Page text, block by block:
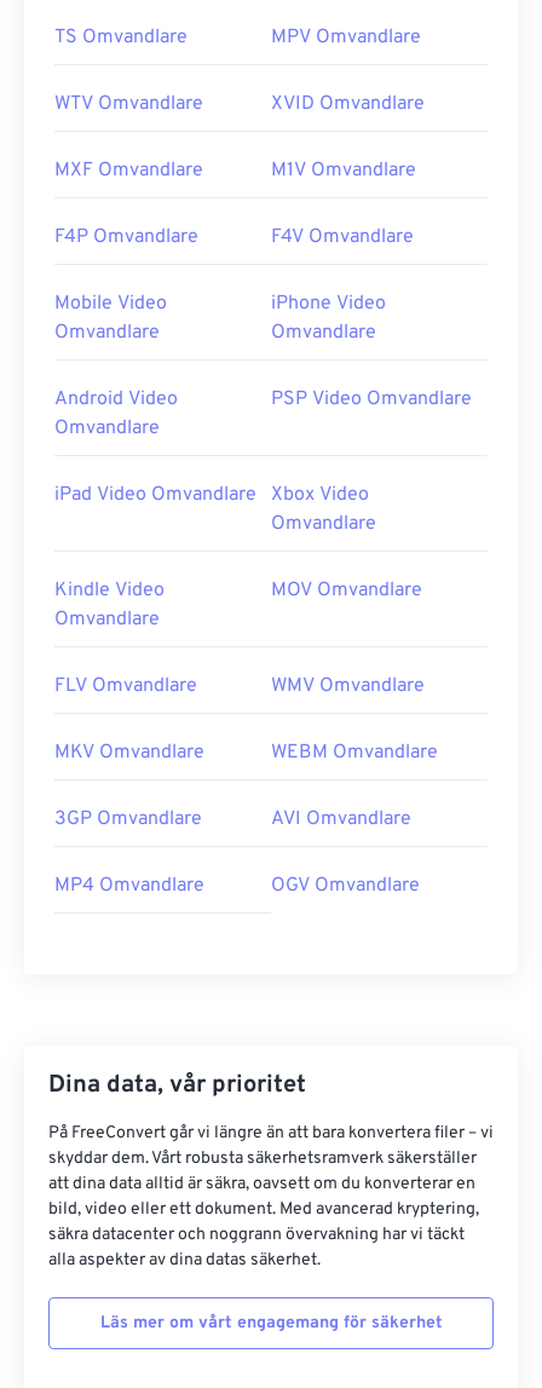
TS Omvandlare MPV Omvandlare
WTV Omvandlare XVID Omvandlare
MXF Omvandlare M1V Omvandlare
F4P Omvandlare F4V Omvandlare
Mobile Video
Omvandlare
iPhone Video
Omvandlare
Android Video
Omvandlare
PSP Video Omvandlare
iPad Video Omvandlare
Xbox Video
Omvandlare
Kindle Video
Omvandlare
MOV Omvandlare
FLV Omvandlare WMV Omvandlare
MKV Omvandlare WEBM Omvandlare
3GP Omvandlare AVI Omvandlare
MP4 Omvandlare OGV Omvandlare
Dina data, vår prioritet
På FreeConvert går vi längre än att bara konvertera filer – vi
skyddar dem. Vårt robusta säkerhetsramverk säkerställer
att dina data alltid är säkra, oavsett om du konverterar en
bild, video eller ett dokument. Med avancerad kryptering,
säkra datacenter och noggrann övervakning har vi täckt
alla aspekter av dina datas säkerhet.
Läs mer om vårt engagemang för säkerhet